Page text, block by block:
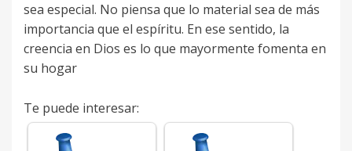
sea especial. No piensa que lo material sea de más
importancia que el espíritu. En ese sentido, la
creencia en Dios es lo que mayormente fomenta en
su hogar
Te puede interesar: